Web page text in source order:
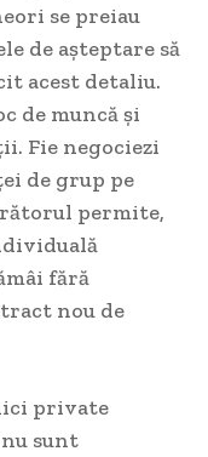
se preiau
de așteptare să
acest detaliu.
de muncă și
Fie negociezi
de grup pe
permite,
fără
nou de
private
nu sunt